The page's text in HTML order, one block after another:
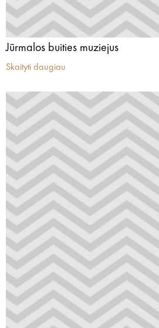
Jūrmalos buities muziejus
Skaityti daugiau